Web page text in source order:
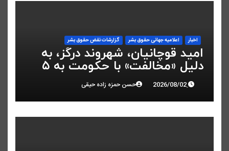
اخبار اعلاميه جهانی حقوق بشر گزارشات نقض حقوق بشر
امید قوچانیان، شهروند درگز، به
دلیل «مخالفت» با حکومت به ۵
سال زندان محکوم شد
حسن حمزه زاده حیقی